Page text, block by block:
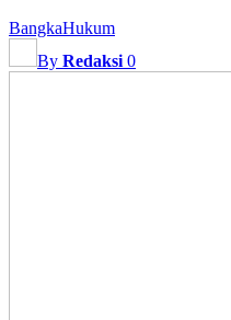
BangkaHukum
By Redaksi 0